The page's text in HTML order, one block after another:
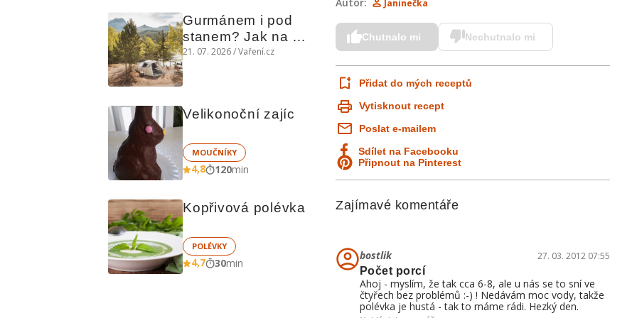
Gurmánem i pod
stanem? Jak na
polní kuchyni a na
21. 07. 2026 / Vaření.cz
Velikonoční zajíc
MOUČNÍKY
4,8 120min
Kopřivová polévka
POLÉVKY
4,7 30min
Janinečka
Chutnalo mi Nechutnalo mi
Přidat do mých receptů
Vytisknout recept
Poslat e-mailem
Sdílet na Facebooku
Připnout na Pinterest
Zajímavé komentáře
bostlik
27. 03. 2012 07:55
Počet porcí
Ahoj - myslím, že tak cca 6-8, ale u nás se to sní ve
čtyřech bez problémů :-) ! Nedávám moc vody, takže
polévka je hustá - tak to máme rádi. Hezký den.